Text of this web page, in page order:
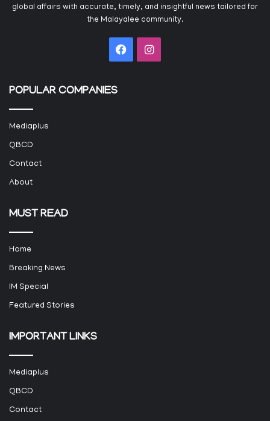
global affairs with accurate, timely, and insightful news tailored for
the Malayalee community.
FacebookInstagram
POPULAR COMPANIES
Mediaplus
QBCD
Contact
About
MUST READ
Home
Breaking News
IM Special
Featured Stories
IMPORTANT LINKS
Mediaplus
QBCD
Contact